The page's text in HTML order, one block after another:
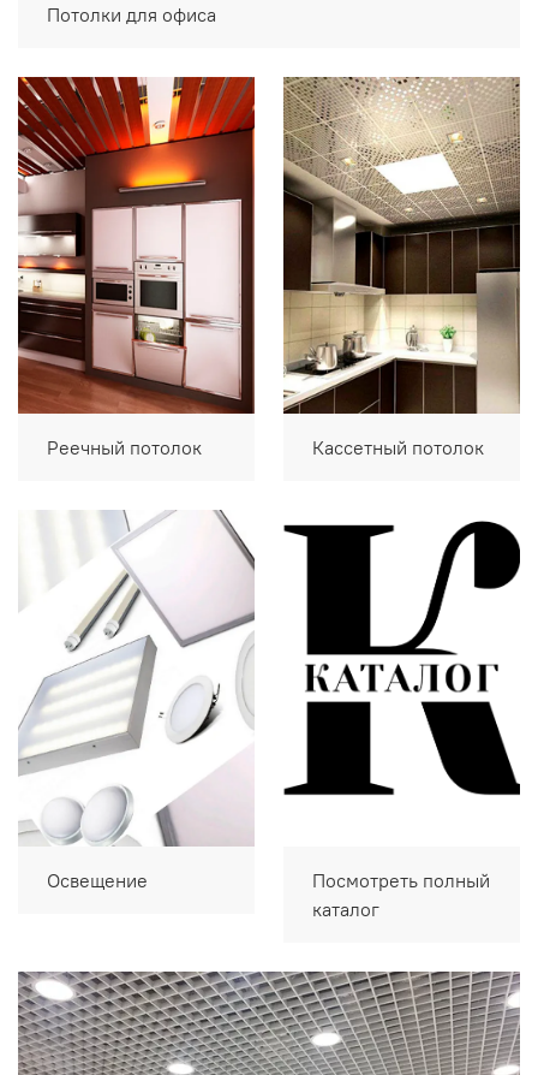
Потолки для офиса
Реечный потолок Кассетный потолок
Освещение
Посмотреть полный
каталог